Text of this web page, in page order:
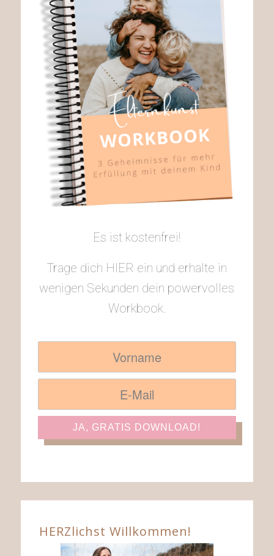
Es ist kostenfrei!
Trage dich HIER ein und erhalte in
wenigen Sekunden dein powervolles
Workbook.
HERZlichst Willkommen!